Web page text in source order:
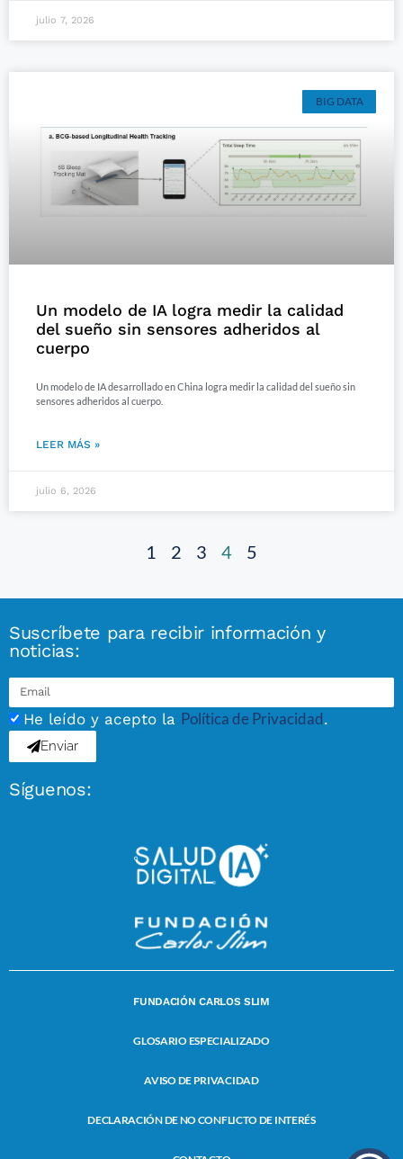
julio 7, 2026
BIG DATA
Un modelo de IA logra medir la calidad
del sueño sin sensores adheridos al
cuerpo
Un modelo de IA desarrollado en China logra medir la calidad del sueño sin
sensores adheridos al cuerpo.
LEER MÁS »
julio 6, 2026
1 2 3 4 5
Suscríbete para recibir información y
noticias:
He leído y acepto la Política de Privacidad.
Enviar
Síguenos:
FUNDACIÓN CARLOS SLIM
GLOSARIO ESPECIALIZADO
AVISO DE PRIVACIDAD
DECLARACIÓN DE NO CONFLICTO DE INTERÉS